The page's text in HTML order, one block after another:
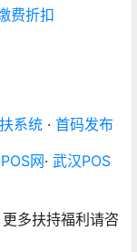
费折扣
系统 · 首码发布
网· 武汉POS
多扶持福利请咨